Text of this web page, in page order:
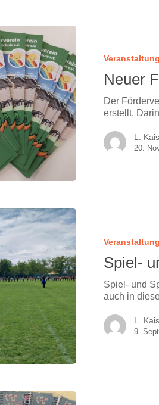
Neuer
Der
erstellt.
L.
20.
Spiel-
Spiel- und
auch in
L.
9.